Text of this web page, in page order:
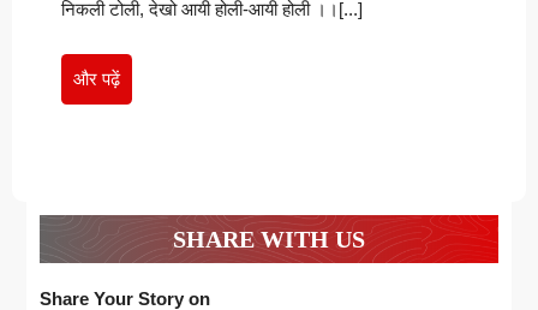
निकली टोली, देखो आयी होली-आयी होली ।।[...]
और पढ़ेंऔर
पढ़ें
SHARE WITH US
Share Your Story on